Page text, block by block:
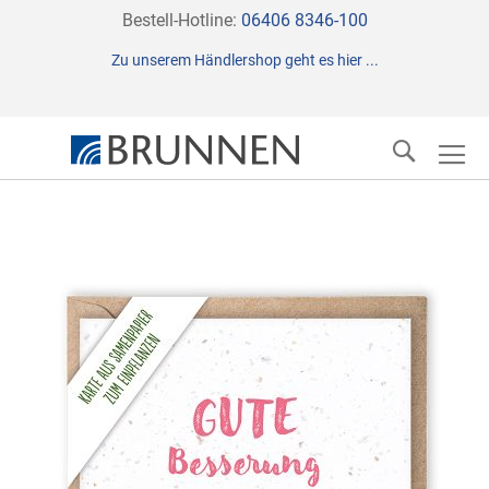
Direkt
Inhalt
Bestell-Hotline: 06406 8346-100
Zu unserem Händlershop geht es hier ...
Suche